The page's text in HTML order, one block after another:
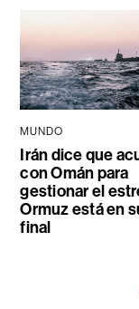
MUNDO
Irán dice que
con Omán para
gestionar el
Ormuz está en
final